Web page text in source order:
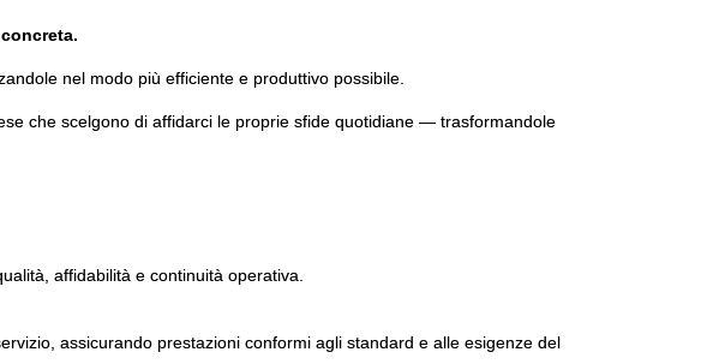
nel modo più efficiente e produttivo possibile.
che scelgono di affidarci le proprie sfide quotidiane — trasformandole
affidabilità e continuità operativa.
assicurando prestazioni conformi agli standard e alle esigenze del